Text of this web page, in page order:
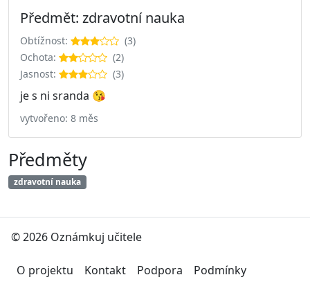
Předmět: zdravotní nauka
Obtížnost:
(3)
Ochota:
(2)
Jasnost:
(3)
je s ni sranda 😘
vytvořeno: 8 měs
Předměty
zdravotní nauka
© 2026 Oznámkuj učitele
O projektu Kontakt Podpora Podmínky